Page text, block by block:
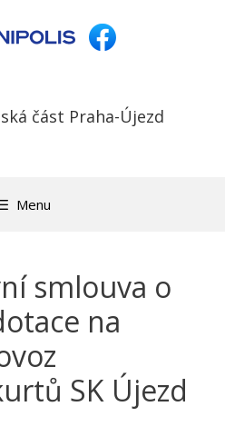
část Praha-Újezd
Menu
smlouva o
na
SK Újezd